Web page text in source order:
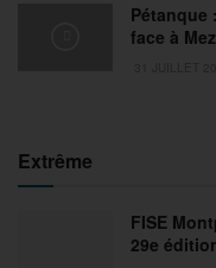
Pétanque
face à
Extrême
FISE
29e